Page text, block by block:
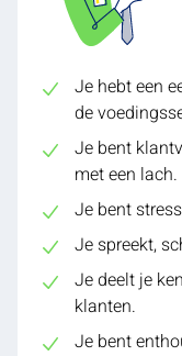
Je hebt een
de
Je bent
met een lach.
Je bent
Je spreekt,
Je deelt je
klanten.
Je bent